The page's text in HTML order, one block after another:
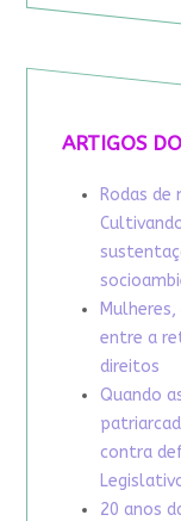
ARTIGOS
Rodas
entre a
direitos
Quando
contra
20 anos